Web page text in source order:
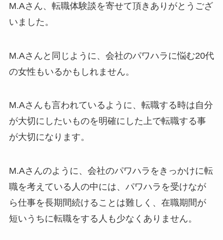
M.Aさん、転職体験談を寄せて頂きありがとうござ
いました。
M.Aさんと同じように、会社のパワハラに悩む20代
の女性もいるかもしれません。
M.Aさんも言われているように、転職する時は自分
が大切にしたいものを明確にした上で転職する事
が大切になります。
M.Aさんのように、会社のパワハラをきっかけに転
職を考えている人の中には、パワハラを受けなが
ら仕事を長期間続けることは難しく、在職期間が
短いうちに転職をする人も少なくありません。